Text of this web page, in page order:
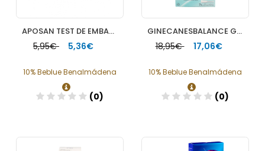
APOSAN TEST DE EMBARAZO
5,95€ 5,36€
10% Beblue Benalmádena
(0)
GINECANESBALANCE GEL VAGINAL 7 TUBOS 5 ML
18,95€ 17,06€
10% Beblue Benalmádena
(0)
Añadir